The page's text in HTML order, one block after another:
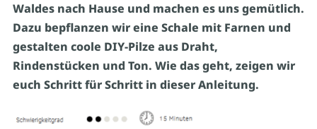
Waldes nach Hause und machen es uns gemütlich.
Dazu bepflanzen wir eine Schale mit Farnen und
gestalten coole DIY-Pilze aus Draht,
Rindenstücken und Ton. Wie das geht, zeigen wir
euch Schritt für Schritt in dieser Anleitung.